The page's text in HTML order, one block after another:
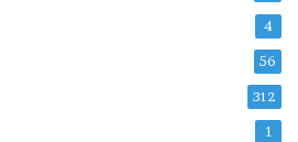
4
56
312
1